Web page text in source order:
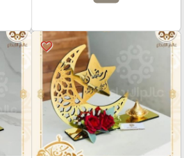
favorite_border